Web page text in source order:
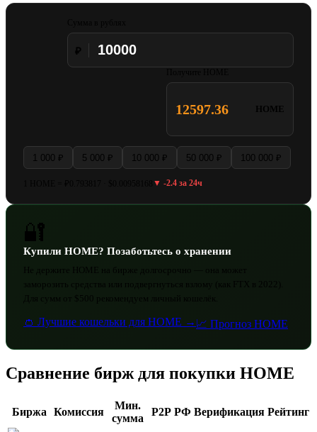
₽
12597.36 HOME
1 000 ₽ 5 000 ₽ 10 000 ₽ 50 000 ₽ 100 000 ₽
▼ -2.4 за 24ч
🔐
Купили HOME? Позаботьтесь о хранении
Не держите HOME на бирже долгосрочно — она может
заморозить средства или подвергнуться взлому (как FTX в 2022).
Для сумм от $500 рекомендуем личный кошелёк.
👛 Лучшие кошельки для HOME → 📈 Прогноз HOME
Сравнение бирж для покупки HOME
Биржа Комиссия
Мин.
сумма
P2P РФ Верификация Рейтинг